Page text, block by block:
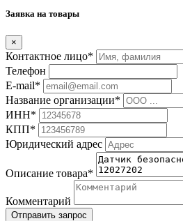
Заявка на товары
×
Контактное лицо*
Телефон
E-mail*
Название организации*
ИНН*
КПП*
Юридический адрес
Описание товара*
Комментарий
Отправить запрос